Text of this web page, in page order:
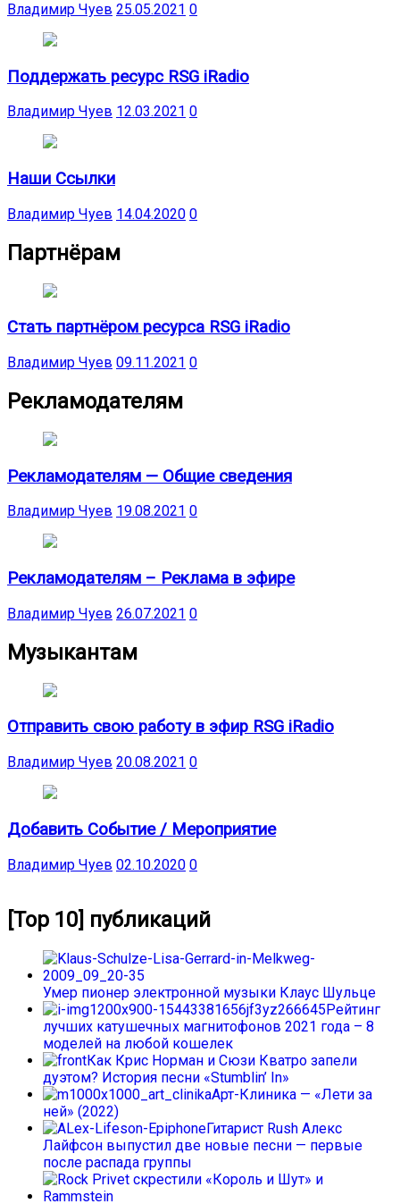
Владимир Чуев 25.05.2021 0
Поддержать ресурс RSG iRadio
Владимир Чуев 12.03.2021 0
Наши Ссылки
Владимир Чуев 14.04.2020 0
Партнёрам
Стать партнёром ресурса RSG iRadio
Владимир Чуев 09.11.2021 0
Рекламодателям
Рекламодателям — Общие сведения
Владимир Чуев 19.08.2021 0
Рекламодателям – Реклама в эфире
Владимир Чуев 26.07.2021 0
Музыкантам
Отправить свою работу в эфир RSG iRadio
Владимир Чуев 20.08.2021 0
Добавить Событие / Мероприятие
Владимир Чуев 02.10.2020 0
[Top 10] публикаций
Умер пионер электронной музыки Клаус Шульце
Рейтинг
лучших катушечных магнитофонов 2021 года – 8
моделей на любой кошелек
Как Крис Норман и Сюзи Кватро запели
дуэтом? История песни «Stumblin’ In»
Арт-Клиника — «Лети за
ней» (2022)
Гитарист Rush Алекс
Лайфсон выпустил две новые песни — первые
после распада группы